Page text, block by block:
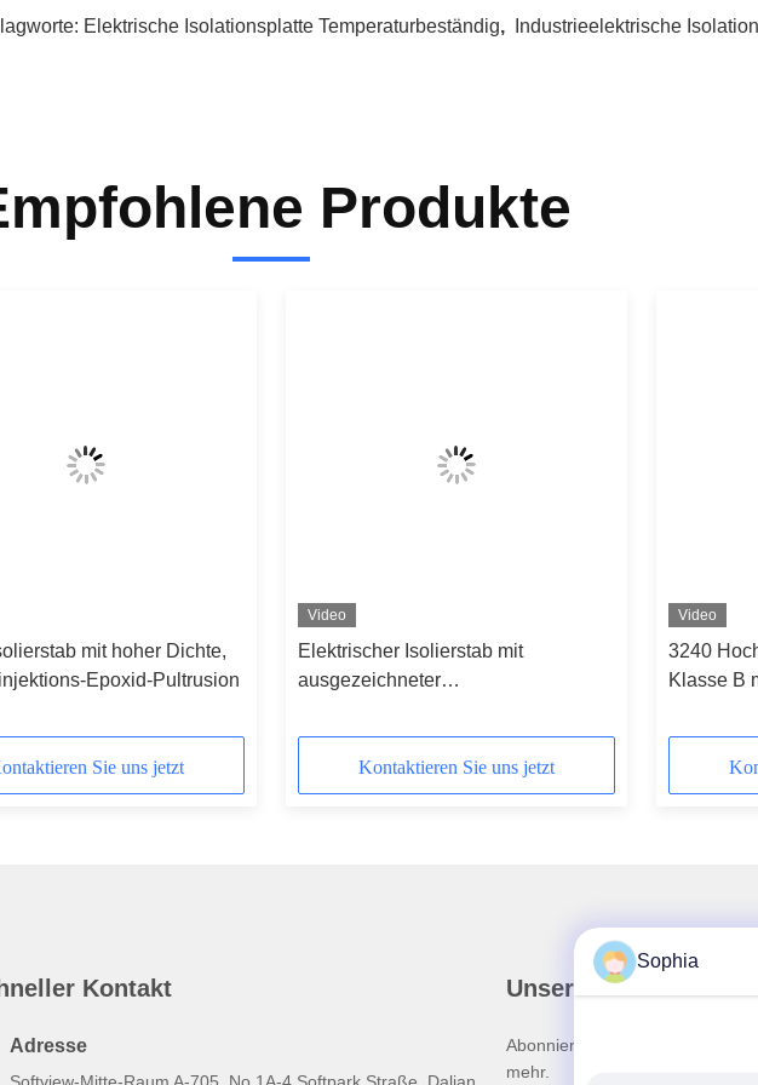
Elektrische Isolationsplatte Temperaturbeständig, Industrieelektrische
Produkte
mit hoher Dichte,
Epoxid-Pultrusion
Sie uns jetzt
Video
Elektrischer Isolierstab mit
ausgezeichneter
langfristiger Zuverlässigkeit
Kontaktieren Sie uns jetzt
Video
3240
Klasse B
Kontakt
Adresse
Unser Newsletter
Abonnieren Sie unseren
mehr.
Sophia